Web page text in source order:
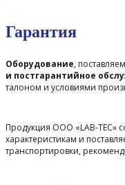
Гарантия
Оборудование,
и постгарантийное
талоном и условиями
Продукция ООО «LAB-TEC»
характеристикам и
транспортировки,